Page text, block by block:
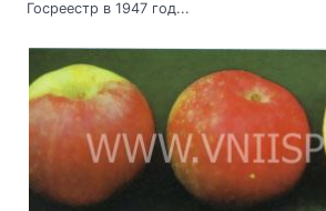
Госреестр в 1947 год...